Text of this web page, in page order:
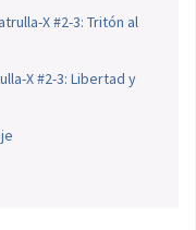
X #2-3: Tritón al
X #2-3: Libertad y